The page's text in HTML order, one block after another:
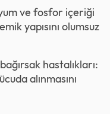
ve fosfor içeriği
yapısını olumsuz
hastalıkları:
alınmasını